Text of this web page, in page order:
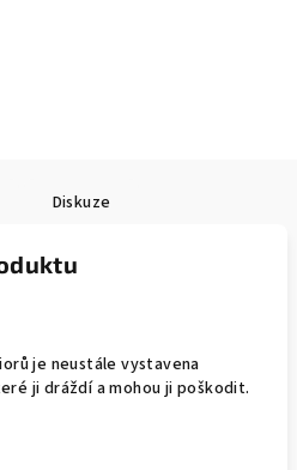
Diskuze
je neustále vystavena
ji dráždí a mohou ji poškodit.